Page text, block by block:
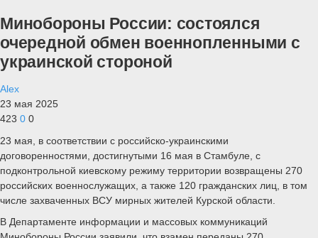
Минобороны России: состоялся
очередной обмен военнопленными с
украинской стороной
Alex
23 мая 2025
423 0 0
23 мая, в соответствии с российско-украинскими
договоренностями, достигнутыми 16 мая в Стамбуле, с
подконтрольной киевскому режиму территории возвращены 270
российских военнослужащих, а также 120 гражданских лиц, в том
числе захваченных ВСУ мирных жителей Курской области.
В Департаменте информации и массовых коммуникаций